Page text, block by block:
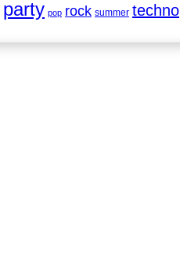
party pop rock summer techno